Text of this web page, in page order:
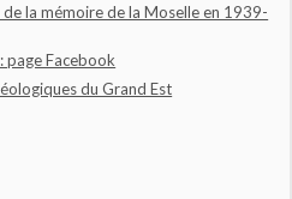
la mémoire de la Moselle en 1939-
page Facebook
du Grand Est